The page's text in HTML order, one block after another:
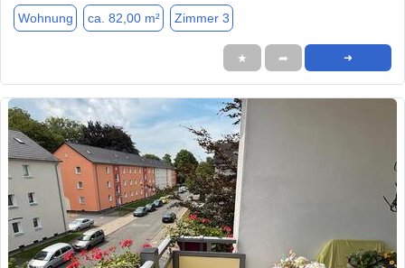
Wohnung ca. 82,00 m² Zimmer 3
★ ➦ ➜